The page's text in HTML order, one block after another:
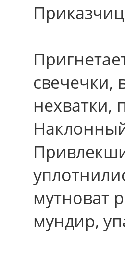
свечечки,
мутноват
мундир,